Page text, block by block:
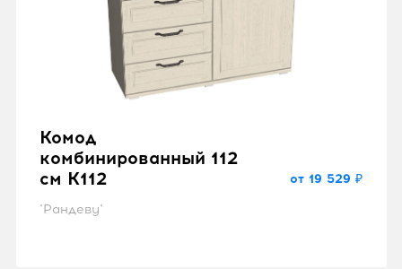
Комод
комбинированный 112
см K112
"Рандеву"
от 19 529 ₽